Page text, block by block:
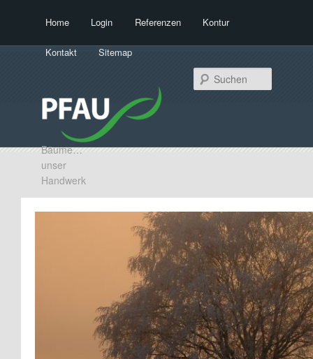
Zum Inhalt wechseln
Zum sekundären Inhalt wechseln
Home Login Referenzen Kontur
Kontakt Sitemap
Bäume…
unser
Handwerk